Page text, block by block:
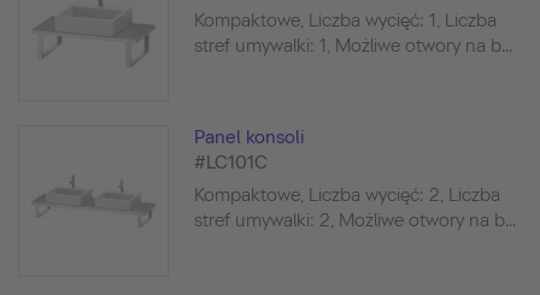
Kompaktowe, Liczba wycięć: 1, Liczba
stref umywalki: 1, Możliwe otwory na b...
Panel konsoli
#LC101C
Kompaktowe, Liczba wycięć: 2, Liczba
stref umywalki: 2, Możliwe otwory na b...